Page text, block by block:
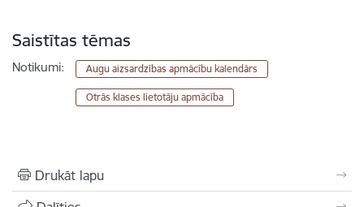
Saistītas tēmas
Notikumi: Augu aizsardzības apmācību kalendārs
Otrās klases lietotāju apmācība
Drukāt lapu